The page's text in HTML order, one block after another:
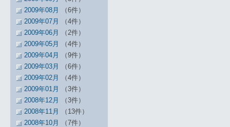
2009年08月
（6件）
2009年07月
（4件）
2009年06月
（2件）
2009年05月
（4件）
2009年04月
（9件）
2009年03月
（6件）
2009年02月
（4件）
2009年01月
（3件）
2008年12月
（3件）
2008年11月
（13件）
2008年10月
（7件）